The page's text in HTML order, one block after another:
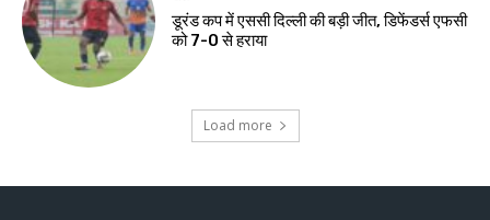
डूरंड कप में एससी दिल्ली की बड़ी जीत, डिफेंडर्स एफसी
को 7-0 से हराया
Load more